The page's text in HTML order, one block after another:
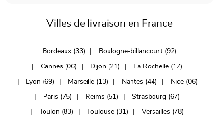
Villes de livraison en France
Bordeaux (33)
Boulogne-billancourt (92)
Cannes (06)
Dijon (21)
La Rochelle (17)
Lyon (69)
Marseille (13) Nantes (44)
Nice (06)
Paris (75)
Reims (51)
Strasbourg (67)
Toulon (83)
Toulouse (31) Versailles (78)